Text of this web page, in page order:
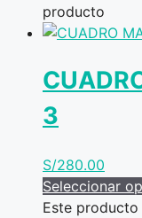
producto
3
S/280.00
Seleccionar
Este